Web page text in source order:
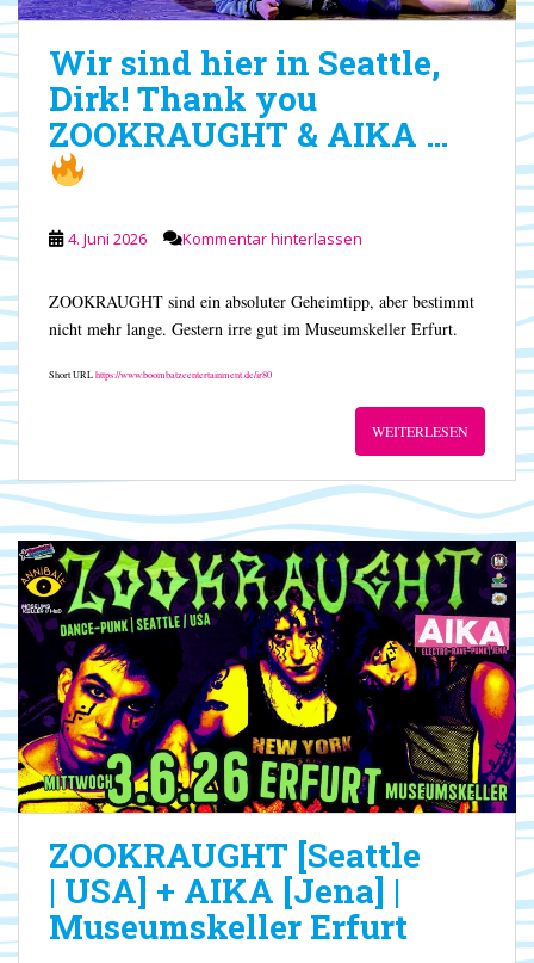
Wir sind hier in Seattle,
Dirk! Thank you
ZOOKRAUGHT & AIKA …
4. Juni 2026 Kommentar hinterlassen
ZOOKRAUGHT sind ein absoluter Geheimtipp, aber bestimmt
nicht mehr lange. Gestern irre gut im Museumskeller Erfurt.
Short URLhttps://www.boombatzeentertainment.de/ir80
WEITERLESEN
ZOOKRAUGHT [Seattle
| USA] + AIKA [Jena] |
Museumskeller Erfurt